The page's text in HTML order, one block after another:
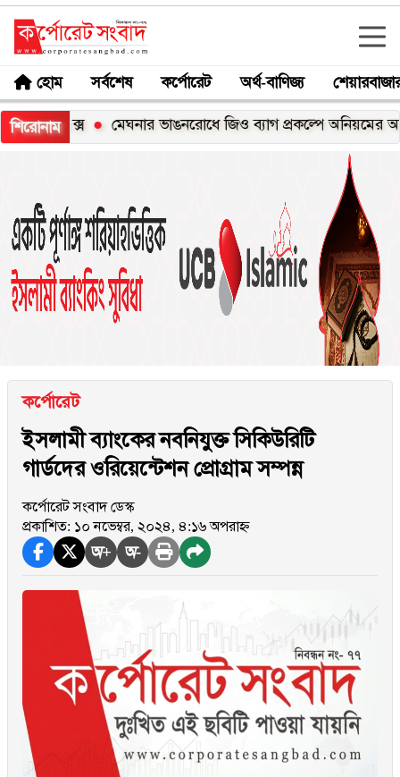
হোম সর্বশেষ কর্পোরেট অর্থ-বাণিজ্য
শিরোনাম মেঘনার ভাঙনরোধে জিও ব্যাগ প্রকল্পে অনিয়মের
কর্পোরেট
ইসলামী ব্যাংকের নবনিযুক্ত সিকিউরিটি
গার্ডদের ওরিয়েন্টেশন প্রোগ্রাম সম্পন্ন
কর্পোরেট সংবাদ ডেস্ক
প্রকাশিত: ১০ নভেম্বর, ২০২৪, ৪:১৬ অপরাহ্ন
অ+ অ-